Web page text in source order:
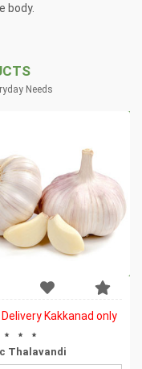
body.
Needs
Delivery Kakkanad only
Thalavandi